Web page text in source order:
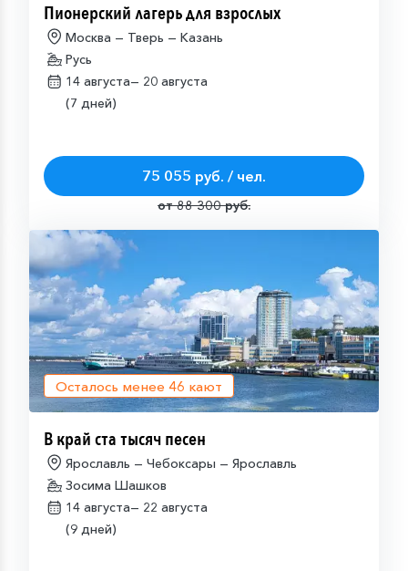
Пионерский лагерь для взрослых
Москва — Тверь — Казань
Русь
14 августа— 20 августа
(7 дней)
75 055 руб. / чел.
от 88 300 руб.
Осталось менее 46 кают
В край ста тысяч песен
Ярославль — Чебоксары — Ярославль
Зосима Шашков
14 августа— 22 августа
(9 дней)